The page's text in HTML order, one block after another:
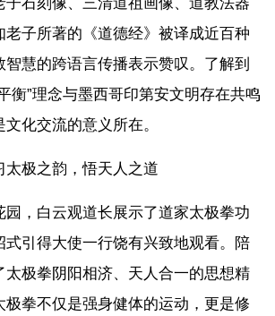
老子所著的《道德经》被译成近百种
慧的跨语言传播表示赞叹。了解到
衡”理念与墨西哥印第安文明存在共鸣
化交流的意义所在。
太极之韵，悟天人之道
园，白云观道长展示了道家太极拳功
式引得大使一行饶有兴致地观看。陪
太极拳阴阳相济、天人合一的思想精
极拳不仅是强身健体的运动，更是修